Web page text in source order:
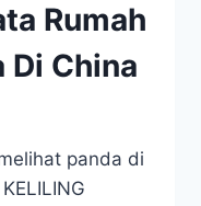
Rumah
Di China
panda di